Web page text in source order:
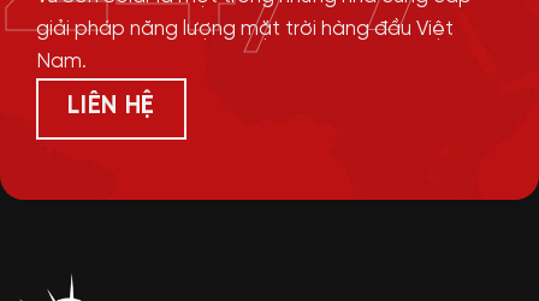
giải pháp năng lượng mặt trời hàng đầu Việt
Nam.
LIÊN HỆ